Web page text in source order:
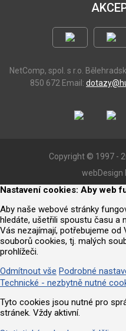
NetComp, spol. s r.o.
850 672 Email:
Copyright © 1997 -
webDesign
Nastavení cookies: Aby web
Aby naše webové stránky
hledáte, ušetřili spoustu času a
Vás nezajímají, potřebujeme
souborů cookies, tj. malých
prohlížeči.
Odmítnout vše Podrobné
Technické - nezbytně nutné
Tyto cookies jsou nutné pro
stránek. Vždy aktivní.